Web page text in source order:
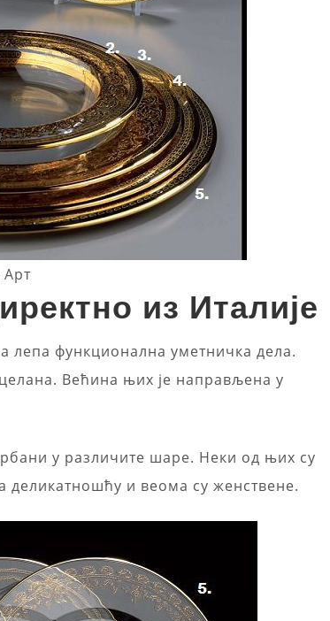
Арт
из Италије
лепа функционална уметничка дела.
Већина њих је направљена у
у различите шаре. Неки од њих су
деликатношћу и веома су женствене.